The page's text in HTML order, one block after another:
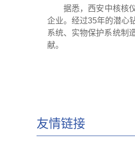
据悉，西安中核核
企业。经过35年的潜心
系统、实物保护系统制
献。
友情链接